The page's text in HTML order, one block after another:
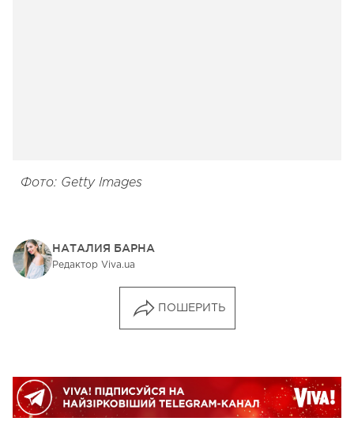
Фото: Getty Images
НАТАЛИЯ БАРНА
Редактор Viva.ua
ПОШЕРИТЬ